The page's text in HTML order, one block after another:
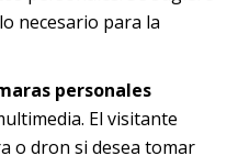
necesario para la
personales
El visitante
o dron si desea tomar